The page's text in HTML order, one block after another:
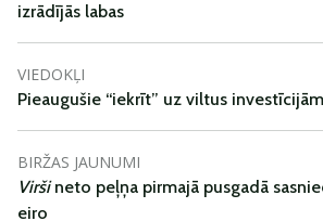
izrādījās labas
VIEDOKĻI
Pieaugušie “iekrīt” uz viltus investīcijām
BIRŽAS JAUNUMI
Viršineto peļņa pirmajā pusgadā
eiro